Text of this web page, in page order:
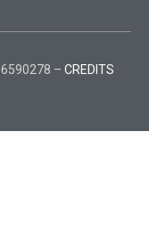
– CREDITS